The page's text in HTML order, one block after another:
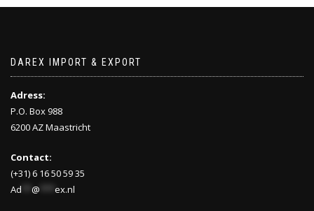
DAREX IMPORT & EXPORT
Adress:
P.O. Box 988
6200 AZ Maastricht
Contact:
(+31) 6 16 50 59 35
Ad
@ ex.nl